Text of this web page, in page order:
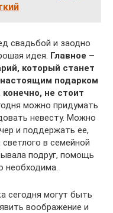
свадьбой и заодно
идея. Главное –
который станет
подарком
не стоит
можно придумать
невесту. Можно
и поддержать ее,
в семейной
подруг, помощь
необходима.
сегодня могут быть
воображение и